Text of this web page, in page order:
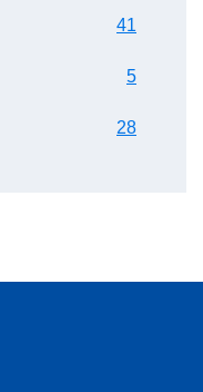
41
5
28